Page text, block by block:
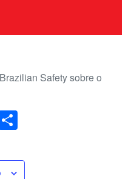
Safety sobre o